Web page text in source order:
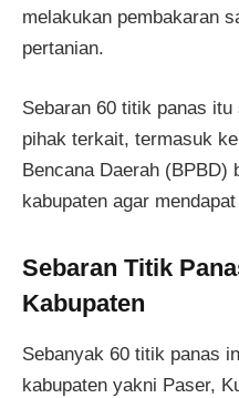
melakukan pembakaran
pertanian.
Sebaran 60 titik panas
pihak terkait, termasuk
Bencana Daerah
kabupaten agar
Sebaran Titik
Kabupaten
Sebanyak 60 titik panas
kabupaten yakni Paser,